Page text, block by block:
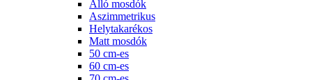
Álló mosdók
Aszimmetrikus
Helytakarékos
Matt mosdók
50 cm-es
60 cm-es